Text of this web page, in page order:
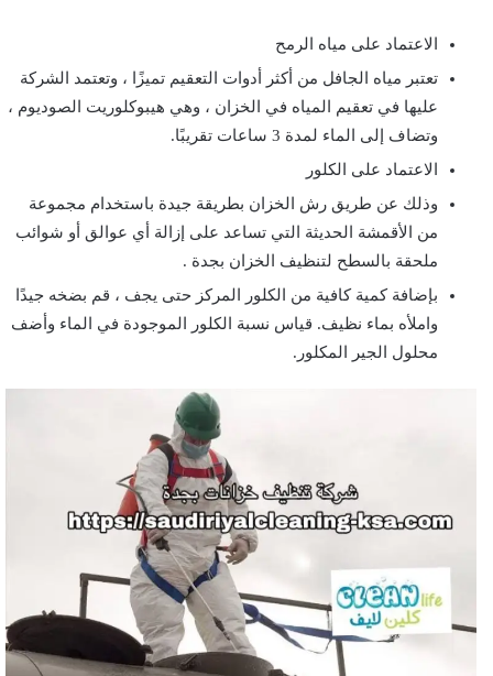
الاعتماد على مياه الرمح
تعتبر مياه الجافل من أكثر أدوات التعقيم تميزًا ، وتعتمد الشركة
عليها في تعقيم المياه في الخزان ، وهي هيبوكلوريت الصوديوم ،
وتضاف إلى الماء لمدة 3 ساعات تقريبًا.
الاعتماد على الكلور
وذلك عن طريق رش الخزان بطريقة جيدة باستخدام مجموعة
من الأقمشة الحديثة التي تساعد على إزالة أي عوالق أو شوائب
ملحقة بالسطح لتنظيف الخزان بجدة .
بإضافة كمية كافية من الكلور المركز حتى يجف ، قم بضخه جيدًا
واملأه بماء نظيف. قياس نسبة الكلور الموجودة في الماء وأضف
محلول الجير المكلور.